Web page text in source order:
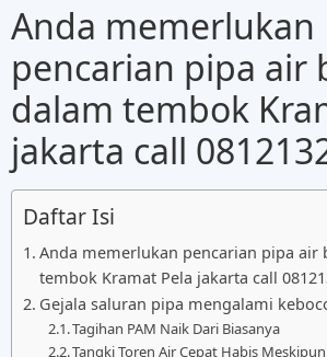
Anda memerlukan
pencarian pipa air
dalam tembok
jakarta call
Daftar Isi
Anda memerlukan pencarian pipa air
tembok Kramat Pela jakarta call
Gejala saluran pipa mengalami
Tagihan PAM Naik Dari Biasanya
Tangki Toren Air Cepat Habis